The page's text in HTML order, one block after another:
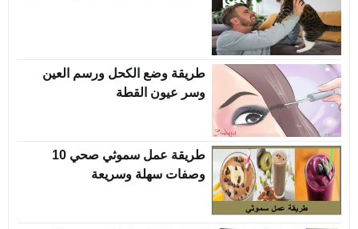
طريقة وضع الكحل ورسم العين
وسر عيون القطة
طريقة عمل سموثي صحي 10
وصفات سهلة وسريعة